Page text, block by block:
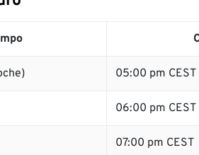
05:00 pm CEST
06:00 pm CEST
07:00 pm CEST